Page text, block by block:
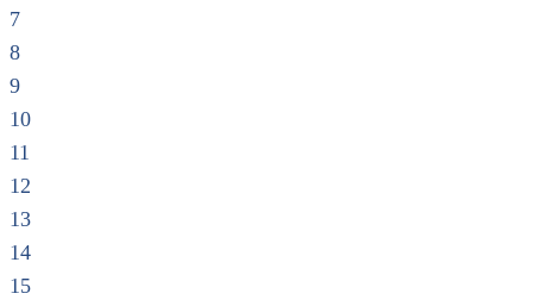
7
8
9
10
11
12
13
14
15